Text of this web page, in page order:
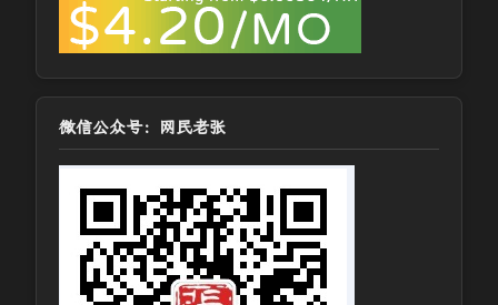
微信公众号：网民老张